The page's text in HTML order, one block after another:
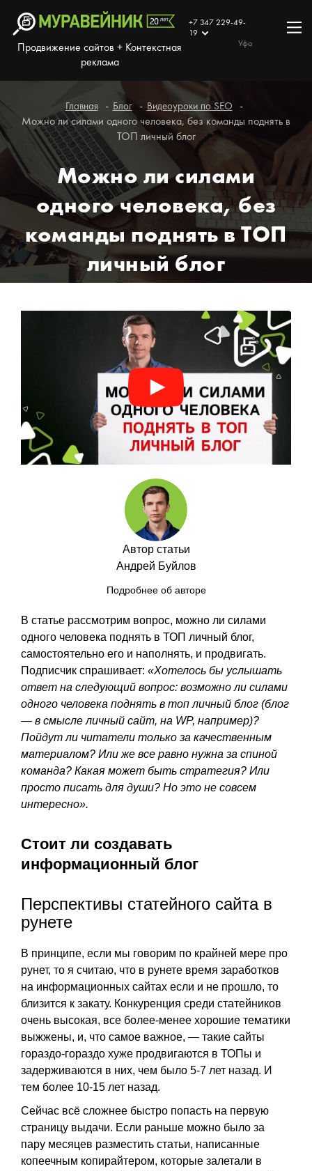
Продвижение сайтов + Контекстная
реклама
+7 347 229-49-
19
Уфа
Главная Блог Видеоуроки по SEO
Можно ли силами одного человека, без команды поднять в
ТОП личный блог
Можно ли силами
одного человека, без
команды поднять в ТОП
личный блог
Автор статьи
Андрей Буйлов
Подробнее об авторе
В статье рассмотрим вопрос, можно ли силами
одного человека поднять в ТОП личный блог,
самостоятельно его и наполнять, и продвигать.
Подписчик спрашивает: «Хотелось бы услышать
ответ на следующий вопрос: возможно ли силами
одного человека поднять в топ личный блог (блог
— в смысле личный сайт, на WP, например)?
Пойдут ли читатели только за качественным
материалом? Или же все равно нужна за спиной
команда? Какая может быть стратегия? Или
просто писать для души? Но это не совсем
интересно».
Стоит ли создавать
информационный блог
Перспективы статейного сайта в
рунете
В принципе, если мы говорим по крайней мере про
рунет, то я считаю, что в рунете время заработков
на информационных сайтах если и не прошло, то
близится к закату. Конкуренция среди статейников
очень высокая, все более-менее хорошие тематики
выжжены, и, что самое важное, — такие сайты
гораздо-гораздо хуже продвигаются в ТОПы и
задерживаются в них, чем было 5-7 лет назад. И
тем более 10-15 лет назад.
Сейчас всё сложнее быстро попасть на первую
страницу выдачи. Если раньше можно было за
пару месяцев разместить статьи, написанные
копеечным копирайтером, которые залетали в